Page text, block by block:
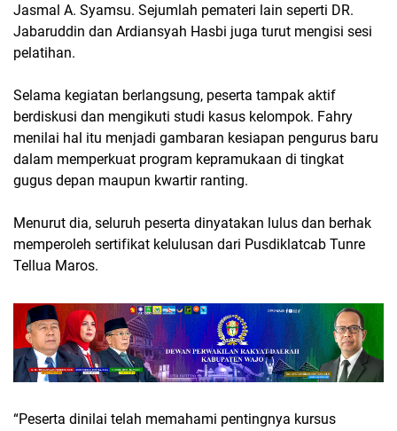
Jasmal A. Syamsu. Sejumlah pemateri lain seperti DR.
Jabaruddin dan Ardiansyah Hasbi juga turut mengisi sesi
pelatihan.
Selama kegiatan berlangsung, peserta tampak aktif
berdiskusi dan mengikuti studi kasus kelompok. Fahry
menilai hal itu menjadi gambaran kesiapan pengurus baru
dalam memperkuat program kepramukaan di tingkat
gugus depan maupun kwartir ranting.
Menurut dia, seluruh peserta dinyatakan lulus dan berhak
memperoleh sertifikat kelulusan dari Pusdiklatcab Tunre
Tellua Maros.
“Peserta dinilai telah memahami pentingnya kursus